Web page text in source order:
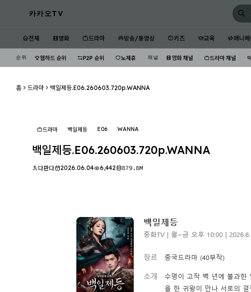
카카오TV
전체 영화 드라마 방송/동영상 키즈 교육 애니
순위 웹하드 순위 P2P 순위 노제휴 채널 영화 채널 드라마 채널
홈 드라마 백일제등.E06.260603.720p.WANNA
드라마 백일제등 E06 WANNA
백일제등.E06.260603.720p.WANNA
다판다 2026.06.04 6,442 879.8M